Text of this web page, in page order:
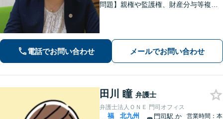
問題】親権や監護権、財産分与等複雑
力と交渉力を強みに円満な相続へ。
電話でお問い合わせ メールでお問い合わせ
田川 瞳 弁護士
弁護士法人ＯＮＥ 門司オフィス
福
北九州
門司駅 か
営業時間：本